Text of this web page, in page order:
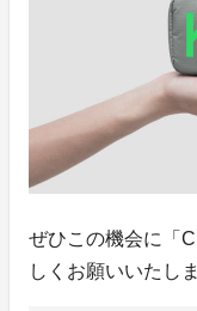
ぜひこの機会に「
しくお願いいたしま